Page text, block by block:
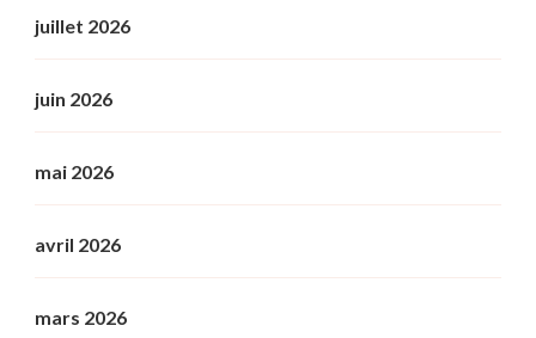
juillet 2026
juin 2026
mai 2026
avril 2026
mars 2026